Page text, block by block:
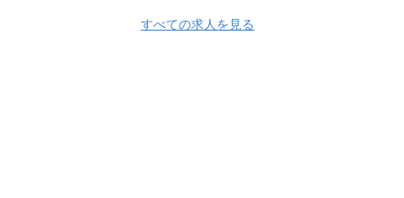
すべての求人を見る